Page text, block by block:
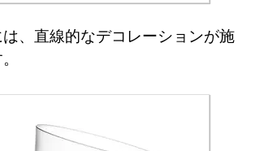
、直線的なデコレーションが施